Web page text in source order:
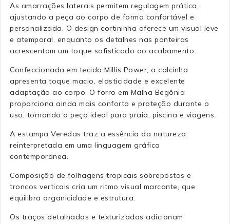
As amarrações laterais permitem regulagem prática,
ajustando a peça ao corpo de forma confortável e
personalizada. O design cortininha oferece um visual leve
e atemporal, enquanto os detalhes nas ponteiras
acrescentam um toque sofisticado ao acabamento.
Confeccionada em tecido Millis Power, a calcinha
apresenta toque macio, elasticidade e excelente
adaptação ao corpo. O forro em Malha Begônia
proporciona ainda mais conforto e proteção durante o
uso, tornando a peça ideal para praia, piscina e viagens.
A estampa Veredas traz a essência da natureza
reinterpretada em uma linguagem gráfica
contemporânea.
Composição de folhagens tropicais sobrepostas e
troncos verticais cria um ritmo visual marcante, que
equilibra organicidade e estrutura.
Os traços detalhados e texturizados adicionam